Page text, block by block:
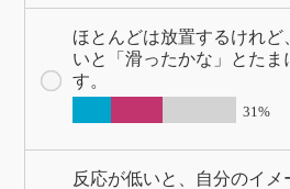
ほとんどは放置するけれど
いと「滑ったかな」とたま
す。
31%
反応が低いと、自分のイ